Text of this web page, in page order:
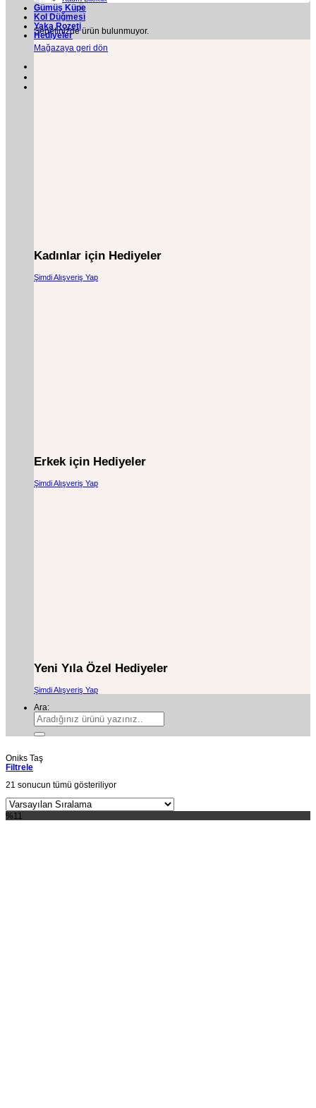
Sepetinizde ürün bulunmuyor.
Mağazaya geri dön
Gümüş Küpe
Kol Düğmesi
Yaka Rozeti
Hediyeler
Kadınlar için Hediyeler
Şimdi Alışveriş Yap
Erkek için Hediyeler
Şimdi Alışveriş Yap
Yeni Yıla Özel Hediyeler
Şimdi Alışveriş Yap
Ara:
Oniks Taş
Filtrele
21 sonucun tümü gösteriliyor
%11